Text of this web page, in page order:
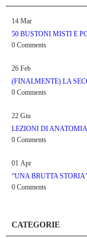
14 Mar
50 BUSTONI MISTI E
0 Comments
26 Feb
(FINALMENTE) LA
0 Comments
22 Giu
LEZIONI DI
0 Comments
01 Apr
“UNA BRUTTA
0 Comments
CATEGORIE